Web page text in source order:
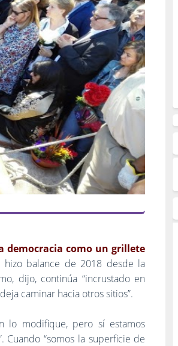
democracia como un grillete
hizo balance de 2018 desde la
dijo, continúa “incrustado en
caminar hacia otros sitios”.
lo modifique, pero sí estamos
“somos la superficie de